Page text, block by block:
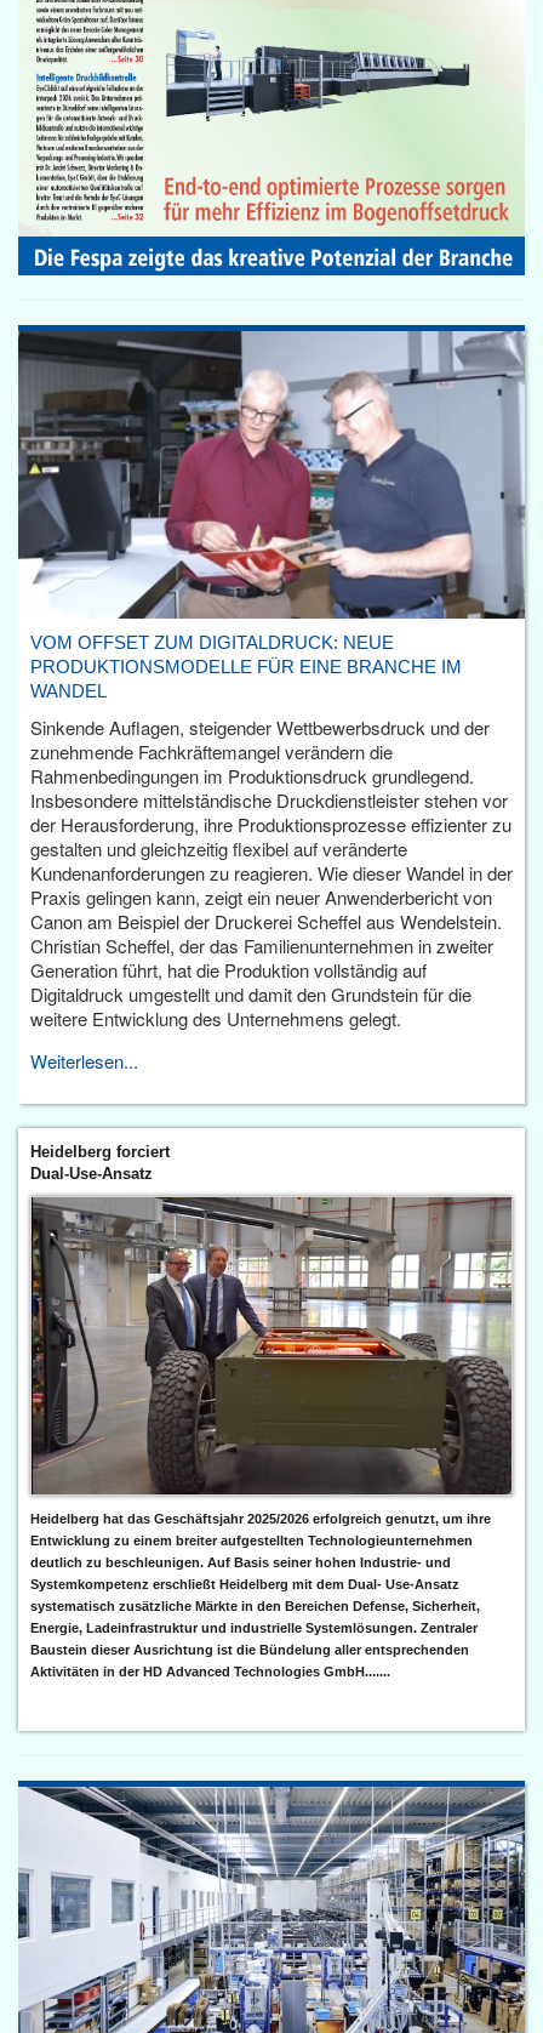
VOM OFFSET ZUM DIGITALDRUCK: NEUE
PRODUKTIONSMODELLE FÜR EINE BRANCHE IM
WANDEL
Sinkende Auflagen, steigender Wettbewerbsdruck und der
zunehmende Fachkräftemangel verändern die
Rahmenbedingungen im Produktionsdruck grundlegend.
Insbesondere mittelständische Druckdienstleister stehen vor
der Herausforderung, ihre Produktionsprozesse effizienter zu
gestalten und gleichzeitig flexibel auf veränderte
Kundenanforderungen zu reagieren. Wie dieser Wandel in der
Praxis gelingen kann, zeigt ein neuer Anwenderbericht von
Canon am Beispiel der Druckerei Scheffel aus Wendelstein.
Christian Scheffel, der das Familienunternehmen in zweiter
Generation führt, hat die Produktion vollständig auf
Digitaldruck umgestellt und damit den Grundstein für die
weitere Entwicklung des Unternehmens gelegt.
Weiterlesen...
Heidelberg forciert
Dual-Use-Ansatz
Heidelberg hat das Geschäftsjahr 2025/2026 erfolgreich genutzt, um ihre
Entwicklung zu einem breiter aufgestellten Technologieunternehmen
deutlich zu beschleunigen. Auf Basis seiner hohen Industrie- und
Systemkompetenz erschließt Heidelberg mit dem Dual- Use-Ansatz
systematisch zusätzliche Märkte in den Bereichen Defense, Sicherheit,
Energie, Ladeinfrastruktur und industrielle Systemlösungen. Zentraler
Baustein dieser Ausrichtung ist die Bündelung aller entsprechenden
Aktivitäten in der HD Advanced Technologies GmbH.......